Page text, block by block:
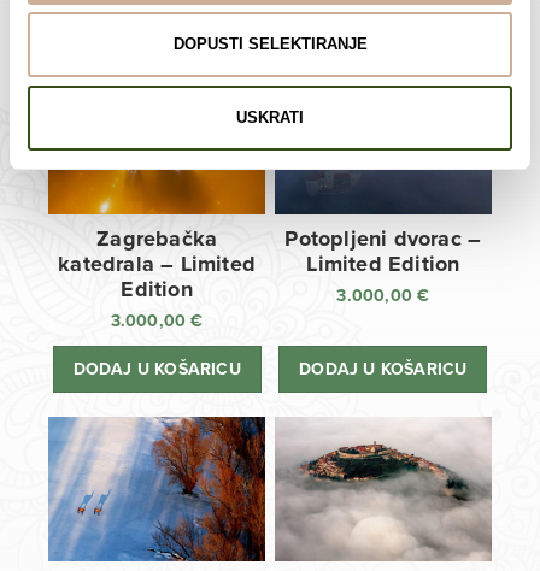
DOPUSTI SELEKTIRANJE
USKRATI
Limited Edition Fotografije
Zagrebačka
katedrala – Limited
Edition
3.000,00€
DODAJ U KOŠARICU
Potopljeni dvorac –
Limited Edition
3.000,00€
DODAJ U KOŠARICU